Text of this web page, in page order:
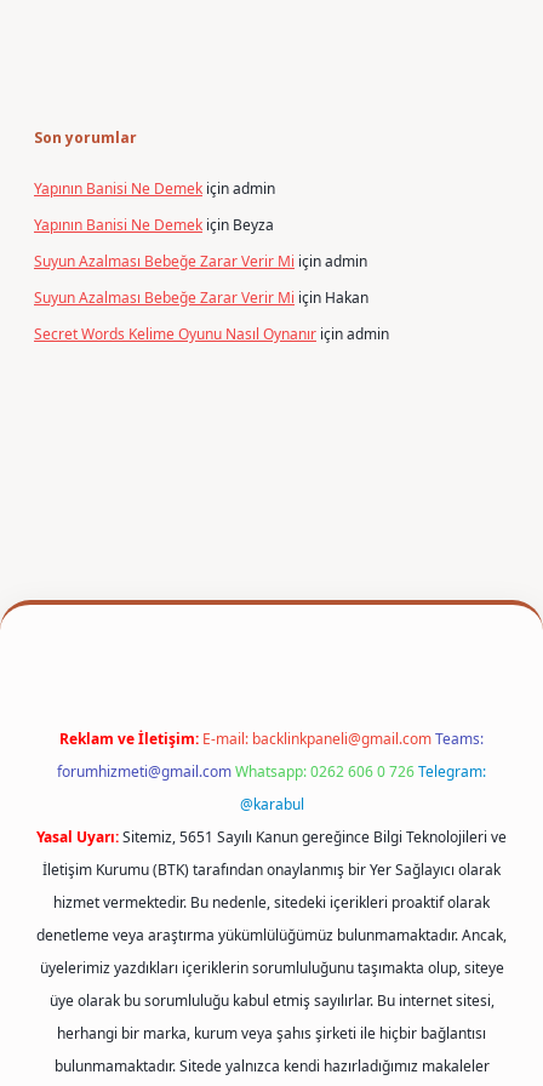
Son yorumlar
Yapının Banisi Ne Demek içinadmin
Yapının Banisi Ne Demek için Beyza
Suyun Azalması Bebeğe Zarar Verir Mi içinadmin
Suyun Azalması Bebeğe Zarar Verir Mi için Hakan
Secret Words Kelime Oyunu Nasıl Oynanır içinadmin
Reklam ve İletişim: E-mail: backlinkpaneli@gmail.comTeams:
forumhizmeti@gmail.comWhatsapp: 0262 606 0 726Telegram:
@karabul
Yasal Uyarı:Sitemiz, 5651 Sayılı Kanun gereğince Bilgi Teknolojileri ve
İletişim Kurumu (BTK) tarafından onaylanmış bir Yer Sağlayıcı olarak
hizmet vermektedir. Bu nedenle, sitedeki içerikleri proaktif olarak
denetleme veya araştırma yükümlülüğümüz bulunmamaktadır. Ancak,
üyelerimiz yazdıkları içeriklerin sorumluluğunu taşımakta olup, siteye
üye olarak bu sorumluluğu kabul etmiş sayılırlar. Bu internet sitesi,
herhangi bir marka, kurum veya şahıs şirketi ile hiçbir bağlantısı
bulunmamaktadır. Sitede yalnızca kendi hazırladığımız makaleler